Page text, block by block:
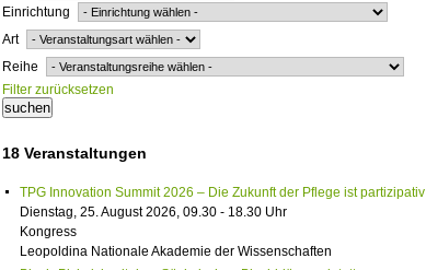
Einrichtung
Art
Reihe
Filter zurücksetzen
18 Veranstaltungen
TPG Innovation Summit 2026 – Die Zukunft der Pflege ist partizipativ
Dienstag, 25. August 2026, 09.30 - 18.30 Uhr
Kongress
Leopoldina Nationale Akademie der Wissenschaften